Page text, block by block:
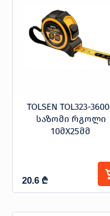
TOLSEN TOL323-
საზომი რგოლი
10მX25მმ
20.6 ₾